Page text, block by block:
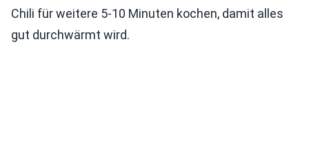
Chili für weitere 5-10 Minuten kochen, damit alles
gut durchwärmt wird.